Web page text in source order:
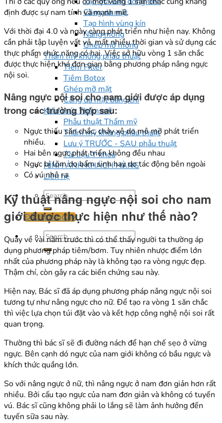
Căng da mặt
Tạo hình vùng kín
Nâng mông
Ghép mỡ mông
Thẩm mỹ không phẫu thuật
Tiêm Filler
Tiêm Botox
Ghép mỡ mặt
Căng da mặt bằng chỉ
Kiến thức Thẩm mỹ
Phẫu thuật Thẩm mỹ
Thẩm mỹ không phẫu thuật
Lưu ý TRƯỚC - SAU phẫu thuật
Tài liệu Y khoa
HÌNH ẢNH KHÁCH HÀNG
Liên hệ
Đặt lịch ngay
định được sự nam tính và mạnh mẽ.
Với thời đại 4.0 và ngày càng phát triển như hiện nay. Không
cần phải tập luyện vất vả, mất nhiều thời gian và sử dụng các
thực phẩm chức năng có hại. Việc sở hữu vòng 1 săn chắc
được thực hiện khá đơn gian bằng phương pháp nâng ngực
nội soi.
Nâng ngực nội soi cho nam giới được áp dụng
trong các trường hợp sau:
Ngực thiếu săn chắc, chảy xệ do mô mỡ phát triển
nhiều.
Hai bên ngực phát triển không đều nhau
Ngực bị lõm do bẩm sinh hay do tác động bên ngoài
Có vú nhô ra
Kỹ thuật nâng ngực nội soi cho nam
giới được thực hiện như thế nào?
Quay về vài năm trước thì có thể thấy người ta thường áp
dụng phương pháp tiêm/bơm. Tuy nhiên nhược điểm lớn
nhất của phương pháp này là không tạo ra vòng ngực đẹp.
Thậm chí, còn gây ra các biến chứng sau này.
Hiện nay, Bác sĩ đã áp dụng phương pháp nâng ngực nội soi
tương tự như nâng ngực cho nữ. Để tạo ra vòng 1 săn chắc
thì việc lựa chọn túi đặt vào và kết hợp công nghệ nội soi rất
quan trọng.
Thường thì bác sĩ sẽ đi đường nách để hạn chế sẹo ở vừng
ngực. Bên cạnh dó ngực của nam giới không có bầu ngực và
khích thức quầng lớn.
So với nâng ngực ở nữ, thì nâng ngực ở nam đơn giản hơn rất
nhiều. Bởi cấu tạo ngực của nam đơn giản và không có tuyến
vú. Bác sĩ cũng không phải lo lắng sẽ làm ảnh hưởng đến
tuyến sữa sau này.